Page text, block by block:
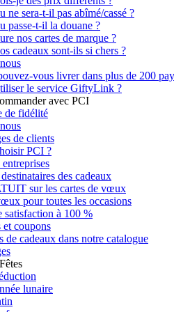
ne sera-t-il pas abîmé/cassé ?
passe-t-il la douane ?
nos cartes de marque ?
cadeaux sont-ils si chers ?
vous livrer dans plus de 200
le service GiftyLink ?
avec PCI
de fidélité
de clients
PCI ?
des cadeaux
sur les cartes de vœux
pour toutes les occasions
satisfaction à 100 %
et coupons
de cadeaux dans notre catalogue
lunaire